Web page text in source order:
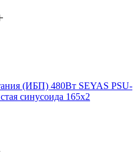
(ИБП) 480Вт SEYAS PSU-
синусоида 165х2